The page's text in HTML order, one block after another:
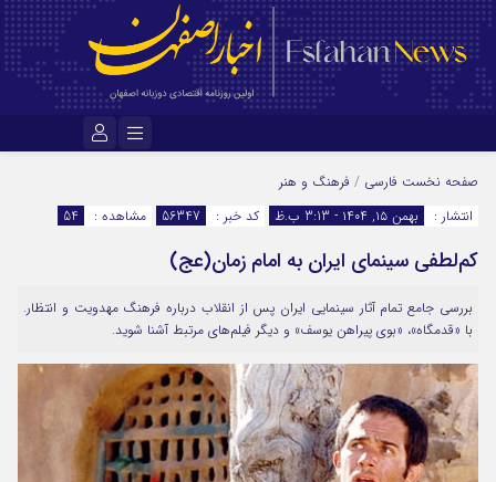
رمز عبور
صفحه نخست فارسی / فرهنگ و هنر
انتشار :
بهمن ۱۵, ۱۴۰۴ - 3:13 ب.ظ کد خبر : 56347 مشاهده : 54
کم‌لطفی سینمای ایران به امام زمان(عج)
بررسی جامع تمام آثار سینمایی ایران پس از انقلاب درباره فرهنگ مهدویت و انتظار.
با «قدمگاه»، «بوی پیراهن یوسف» و دیگر فیلم‌های مرتبط آشنا شوید.